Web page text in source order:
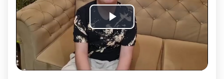
Play
Video